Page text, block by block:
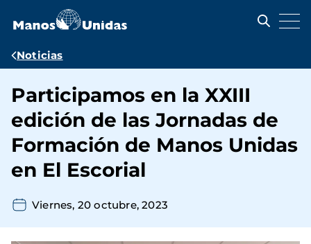
contenido
Ruta
navegación
Noticias
Participamos en la XXIII
edición de las Jornadas de
Formación de Manos Unidas
en El Escorial
Viernes, 20 octubre, 2023